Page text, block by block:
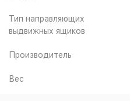
Тип направляющих
выдвижных ящиков
Производитель
Вес